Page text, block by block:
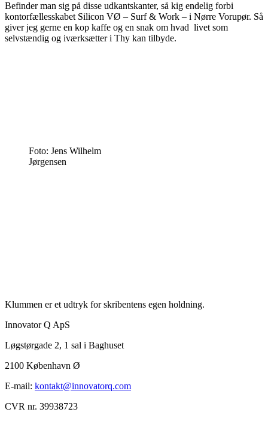
Befinder man sig på disse udkantskanter, så kig endelig forbi
kontorfællesskabet Silicon VØ – Surf & Work – i Nørre Vorupør. Så
giver jeg gerne en kop kaffe og en snak om hvad livet som
selvstændig og iværksætter i Thy kan tilbyde.
Foto: Jens Wilhelm
Jørgensen
Klummen er et udtryk for skribentens egen holdning.
Innovator Q ApS
Løgstørgade 2, 1 sal i Baghuset
2100 København Ø
E-mail: kontakt@innovatorq.com
CVR nr. 39938723